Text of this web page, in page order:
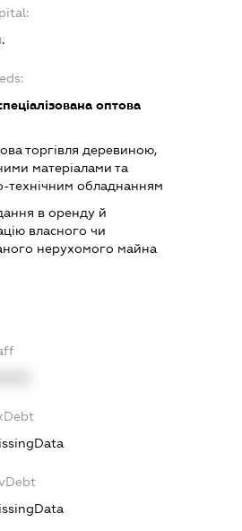
оптова
торгівля деревиною,
матеріалами та
технічним обладнанням
в оренду й
власного чи
нерухомого майна